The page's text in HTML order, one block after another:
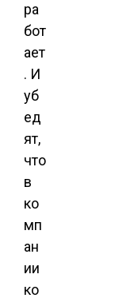
ра
бот
ает
. И
уб
ед
ят,
что
в
ко
мп
ан
ии
ко